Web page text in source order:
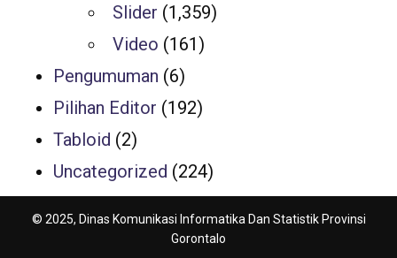
Slider (1,359)
Video (161)
Pengumuman (6)
Pilihan Editor (192)
Tabloid (2)
Uncategorized (224)
© 2025, Dinas Komunikasi Informatika Dan Statistik Provinsi
Gorontalo